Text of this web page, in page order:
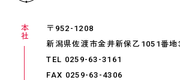
本社
〒952-1208
新潟県佐渡市金井新保乙1051番地
TEL 0259-63-3161
FAX 0259-63-4306